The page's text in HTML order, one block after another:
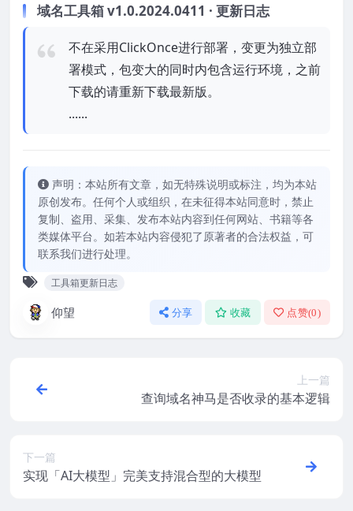
域名工具箱 v1.0.2024.0411 · 更新日志
不在采用ClickOnce进行部署，变更为独立部
署模式，包变大的同时内包含运行环境，之前
下载的请重新下载最新版。
......
声明：本站所有文章，如无特殊说明或标注，均为本站
原创发布。任何个人或组织，在未征得本站同意时，禁止
复制、盗用、采集、发布本站内容到任何网站、书籍等各
类媒体平台。如若本站内容侵犯了原著者的合法权益，可
联系我们进行处理。
工具箱更新日志
仰望 分享 收藏 点赞(0)
上一篇
查询域名神马是否收录的基本逻辑
下一篇
实现「AI大模型」完美支持混合型的大模型